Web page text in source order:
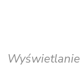
Wyświetlanie